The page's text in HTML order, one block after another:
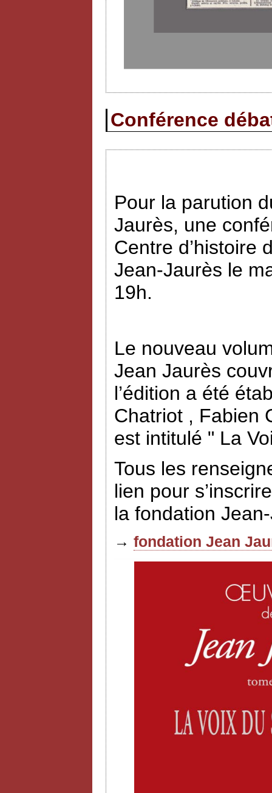
Conférence
Pour la parution
Jaurès, une
Centre d’histoire
Jean-Jaurès le
19h.
Le nouveau
Jean Jaurès
l’édition a été
Chatriot , Fabien
est intitulé " La
Tous les
lien pour
la fondation
→ fondation Jean